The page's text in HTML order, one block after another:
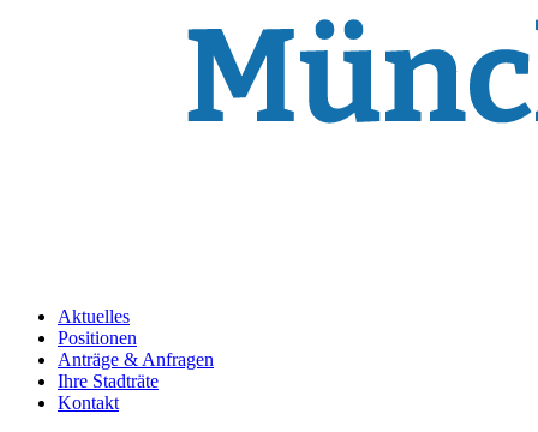
Aktuelles
Positionen
Anträge & Anfragen
Ihre Stadträte
Kontakt